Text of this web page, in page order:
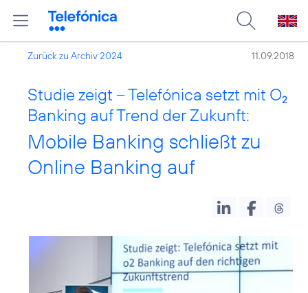
Zurück zu Archiv 2024 11.09.2018
Studie zeigt – Telefónica setzt mit O2
Banking auf Trend der Zukunft:
Mobile Banking schließt zu
Online Banking auf